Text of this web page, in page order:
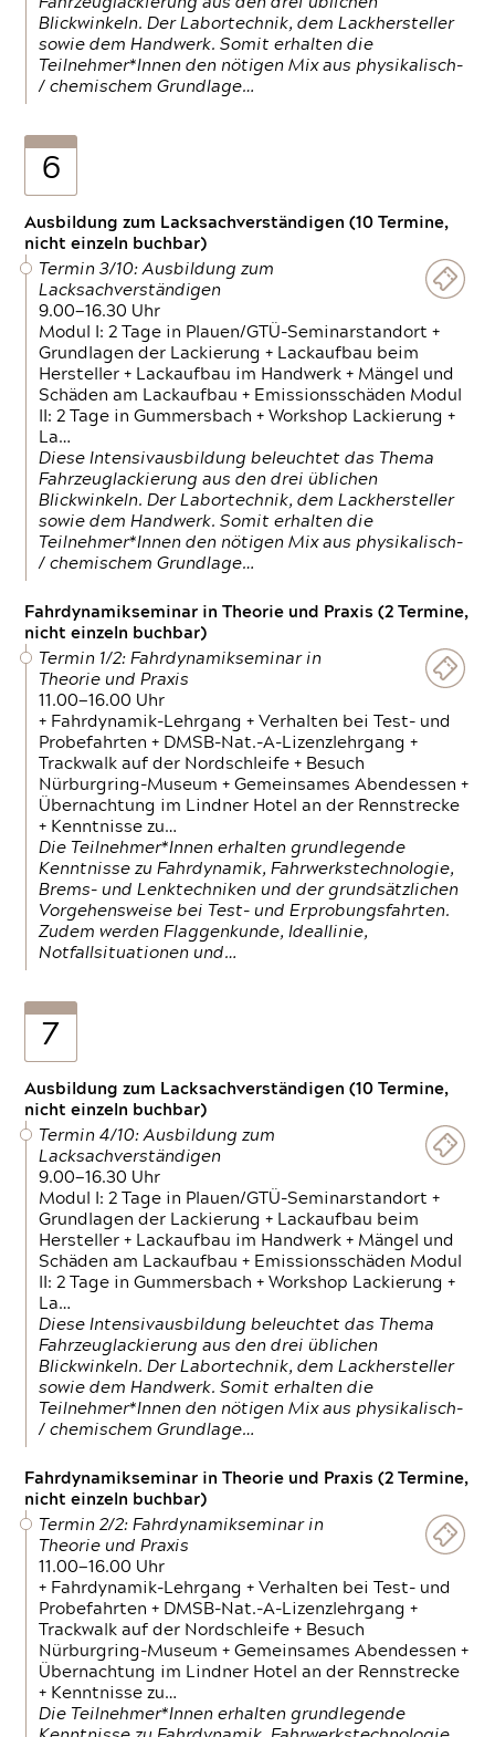
Blickwinkeln. Der Labortechnik, dem Lackhersteller
sowie dem Handwerk. Somit erhalten die
Teilnehmer*Innen den nötigen Mix aus physikalisch-
/ chemischem Grundlage…
6
Ausbildung zum Lacksachverständigen (10 Termine,
nicht einzeln buchbar)
Termin 3/10: Ausbildung zum
Lacksachverständigen
9.00—16.30 Uhr
Modul I: 2 Tage in Plauen/GTÜ-Seminarstandort +
Grundlagen der Lackierung + Lackaufbau beim
Hersteller + Lackaufbau im Handwerk + Mängel und
Schäden am Lackaufbau + Emissionsschäden Modul
II: 2 Tage in Gummersbach + Workshop Lackierung +
La…
Diese Intensivausbildung beleuchtet das Thema
Fahrzeuglackierung aus den drei üblichen
Blickwinkeln. Der Labortechnik, dem Lackhersteller
sowie dem Handwerk. Somit erhalten die
Teilnehmer*Innen den nötigen Mix aus physikalisch-
/ chemischem Grundlage…
Fahrdynamikseminar in Theorie und Praxis (2 Termine,
nicht einzeln buchbar)
Termin 1/2: Fahrdynamikseminar in
Theorie und Praxis
11.00—16.00 Uhr
+ Fahrdynamik-Lehrgang + Verhalten bei Test- und
Probefahrten + DMSB-Nat.-A-Lizenzlehrgang +
Trackwalk auf der Nordschleife + Besuch
Nürburgring-Museum + Gemeinsames Abendessen +
Übernachtung im Lindner Hotel an der Rennstrecke
+ Kenntnisse zu…
Die Teilnehmer*Innen erhalten grundlegende
Kenntnisse zu Fahrdynamik, Fahrwerkstechnologie,
Brems- und Lenktechniken und der grundsätzlichen
Vorgehensweise bei Test- und Erprobungsfahrten.
Zudem werden Flaggenkunde, Ideallinie,
Notfallsituationen und…
7
Ausbildung zum Lacksachverständigen (10 Termine,
nicht einzeln buchbar)
Termin 4/10: Ausbildung zum
Lacksachverständigen
9.00—16.30 Uhr
Modul I: 2 Tage in Plauen/GTÜ-Seminarstandort +
Grundlagen der Lackierung + Lackaufbau beim
Hersteller + Lackaufbau im Handwerk + Mängel und
Schäden am Lackaufbau + Emissionsschäden Modul
II: 2 Tage in Gummersbach + Workshop Lackierung +
La…
Diese Intensivausbildung beleuchtet das Thema
Fahrzeuglackierung aus den drei üblichen
Blickwinkeln. Der Labortechnik, dem Lackhersteller
sowie dem Handwerk. Somit erhalten die
Teilnehmer*Innen den nötigen Mix aus physikalisch-
/ chemischem Grundlage…
Fahrdynamikseminar in Theorie und Praxis (2 Termine,
nicht einzeln buchbar)
Termin 2/2: Fahrdynamikseminar in
Theorie und Praxis
11.00—16.00 Uhr
+ Fahrdynamik-Lehrgang + Verhalten bei Test- und
Probefahrten + DMSB-Nat.-A-Lizenzlehrgang +
Trackwalk auf der Nordschleife + Besuch
Nürburgring-Museum + Gemeinsames Abendessen +
Übernachtung im Lindner Hotel an der Rennstrecke
+ Kenntnisse zu…
Die Teilnehmer*Innen erhalten grundlegende